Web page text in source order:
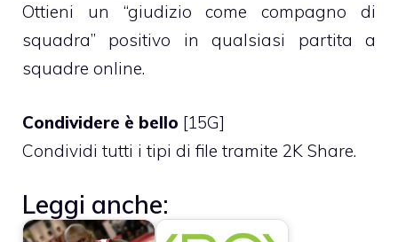
Ottieni un “giudizio come compagno di
squadra” positivo in qualsiasi partita a
squadre online.
Condividere è bello [15G]
Condividi tutti i tipi di file tramite 2K Share.
Leggi anche: